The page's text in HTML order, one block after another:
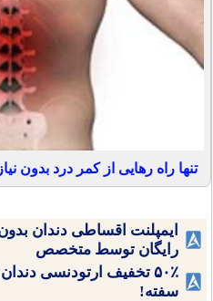
تنها راه رهایی از کمر درد بدون
ایمپلنت اقساطی دندان
رایگان توسط متخصص
۵۰٪ تخفیف ارتودنسی
سفته!